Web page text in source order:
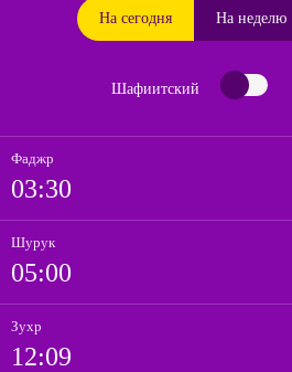
На сегодня На неделю
Шафиитский
Фаджр
03:30
Шурук
05:00
Зухр
12:09